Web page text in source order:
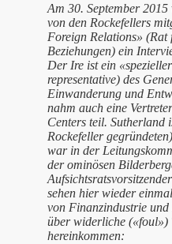
Am 30. September
von den Rockefellers
Foreign Relations»
Beziehungen) ein
Der Ire ist ein
representative) des
Einwanderung und
nahm auch eine
Centers teil. Sutherland
Rockefeller
war in der
der ominösen
sehen hier wieder
von Finanzindustrie
über widerliche («foul»)
hereinkommen: